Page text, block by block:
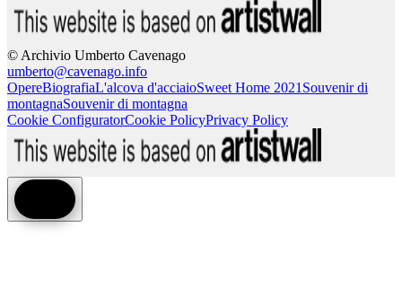
© Archivio Umberto Cavenago
umberto@cavenago.info
OpereBiografiaL'alcova d'acciaioSweet Home 2021 Souvenir di
montagnaSouvenir di montagna
Cookie ConfiguratorCookie PolicyPrivacy Policy